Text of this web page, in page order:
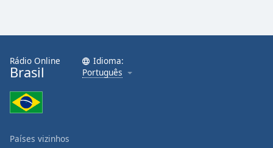
Rádio Online
Brasil
Idioma:
Português
Países vizinhos